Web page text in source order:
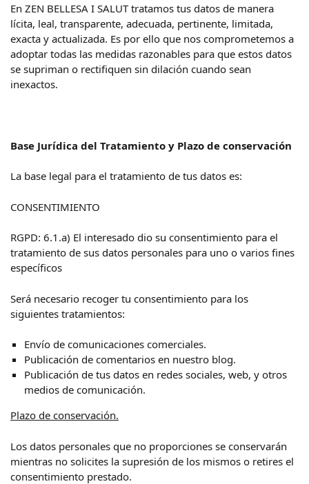
En ZEN BELLESA I SALUT tratamos tus datos de manera
lícita, leal, transparente, adecuada, pertinente, limitada,
exacta y actualizada. Es por ello que nos comprometemos a
adoptar todas las medidas razonables para que estos datos
se supriman o rectifiquen sin dilación cuando sean
inexactos.
Base Jurídica del Tratamiento y Plazo de conservación
La base legal para el tratamiento de tus datos es:
CONSENTIMIENTO
RGPD: 6.1.a) El interesado dio su consentimiento para el
tratamiento de sus datos personales para uno o varios fines
específicos
Será necesario recoger tu consentimiento para los
siguientes tratamientos:
Envío de comunicaciones comerciales.
Publicación de comentarios en nuestro blog.
Publicación de tus datos en redes sociales, web, y otros
medios de comunicación.
Plazo de conservación.
Los datos personales que no proporciones se conservarán
mientras no solicites la supresión de los mismos o retires el
consentimiento prestado.